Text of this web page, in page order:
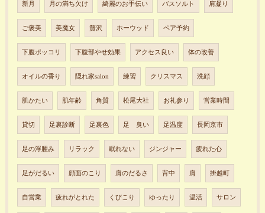
新月 月の満ち欠け 綺麗のお手伝い バスソルト 肩凝り
ご褒美 美魔女 贅沢 ホーウッド ペア予約
下腹ポッコリ 下腹部やせ効果 アクセス良い 体の改善
オイルの香り 隠れ家salon 練習 クリスマス 洗顔
肌かたい 肌年齢 角質 松尾大社 お礼参り 営業時間
貸切 足裏診断 足裏色 足 臭い 足温度 長岡京市
足の浮腫み リラック 眠れない ジンジャー 疲れた心
足がだるい 顔面のこり 肩のだるさ 背中 肩 掛越町
自営業 疲れがとれた くびこり ゆったり 温活 サロン